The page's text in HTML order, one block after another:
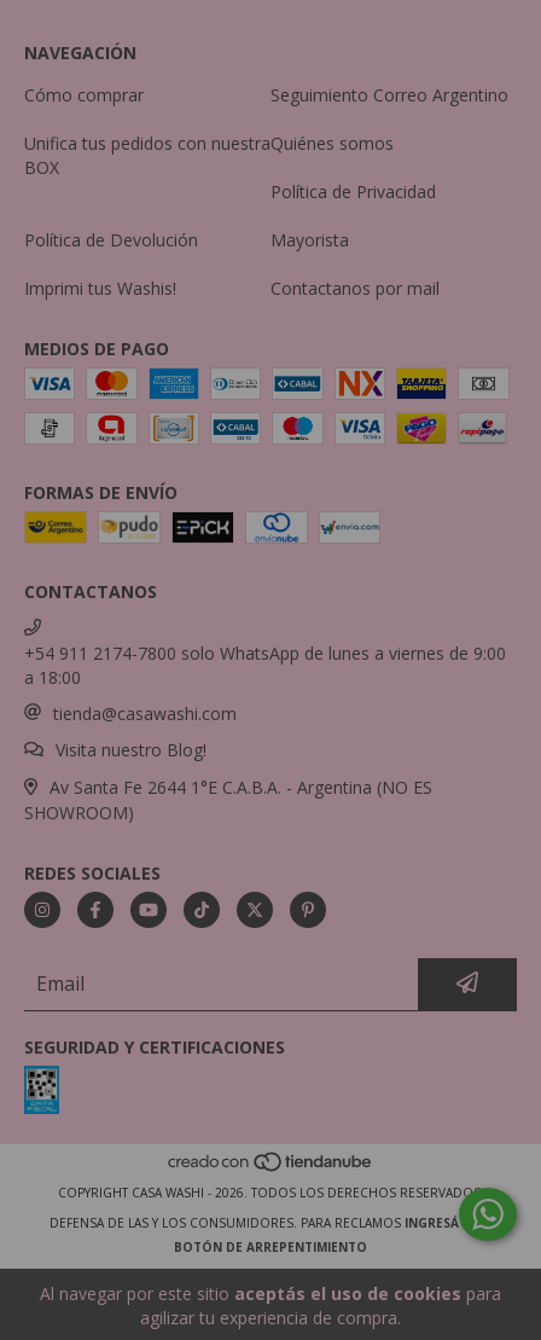
Al navegar por este sitio aceptás el uso de cookies para
agilizar tu experiencia de compra.
NAVEGACIÓN
Cómo comprar
Seguimiento Correo Argentino
Unifica tus pedidos con nuestra
BOX
Quiénes somos
Política de Privacidad
Política de Devolución Mayorista
Imprimi tus Washis! Contactanos por mail
MEDIOS DE PAGO
FORMAS DE ENVÍO
CONTACTANOS
+54 911 2174-7800 solo WhatsApp de lunes a viernes de 9:00
a 18:00
tienda@casawashi.com
Visita nuestro Blog!
Av Santa Fe 2644 1°E C.A.B.A. - Argentina (NO ES
SHOWROOM)
REDES SOCIALES
SEGURIDAD Y CERTIFICACIONES
COPYRIGHT CASA WASHI - 2026. TODOS LOS DERECHOS RESERVADOS.
DEFENSA DE LAS Y LOS CONSUMIDORES. PARA RECLAMOS INGRESÁ ACÁ.
BOTÓN DE ARREPENTIMIENTO